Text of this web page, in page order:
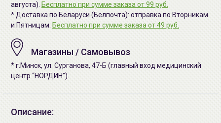
августа). Бесплатно при сумме заказа от 99 руб.
* Доставка по Беларуси (Белпочта): отправка по Вторникам
и Пятницам. Бесплатно при сумме заказа от 49 руб.
Магазины / Самовывоз
* г.Минск, ул. Сурганова, 47-Б (главный вход медицинский
центр “НОРДИН”).
Описание: